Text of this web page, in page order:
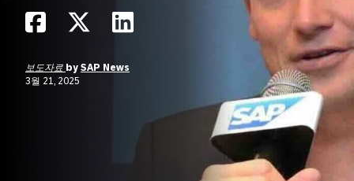
보도자료 by SAP News
3월 21, 2025